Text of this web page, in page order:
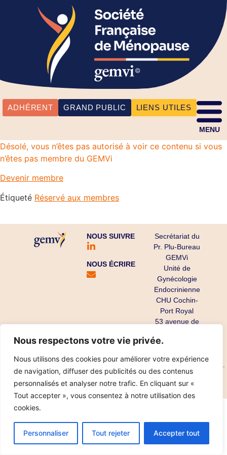
Nous respectons votre vie privée.
Nous utilisons des cookies pour améliorer votre expérience
de navigation, diffuser des publicités ou des contenus
personnalisés et analyser notre trafic. En cliquant sur «
Tout accepter », vous consentez à notre utilisation des
cookies.
Personnaliser Tout rejeter Accepter tout
ADHÉRENT GRAND PUBLIC LIENS UTILES
MENU
Désolé, vous n’êtes pas autorisé à voir ce contenu si vous
n’êtes pas membre du GEMVi
Devenir membre
Étiqueté Réservé aux membres
NOUS SUIVRE
NOUS ÉCRIRE
Secrétariat du
Pr. Plu-Bureau
GEMVi
Unité de
Gynécologie
Endocrinienne
CHU Cochin-
Port Royal
53 avenue de
75679 Paris
Copyright ©
2025
Mentions légales
Réalisation IPT